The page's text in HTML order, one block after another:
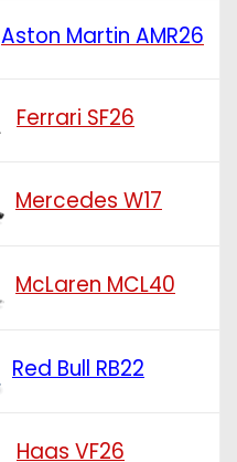
Aston Martin AMR26
Ferrari SF26
Mercedes W17
McLaren MCL40
Red Bull RB22
Haas VF26